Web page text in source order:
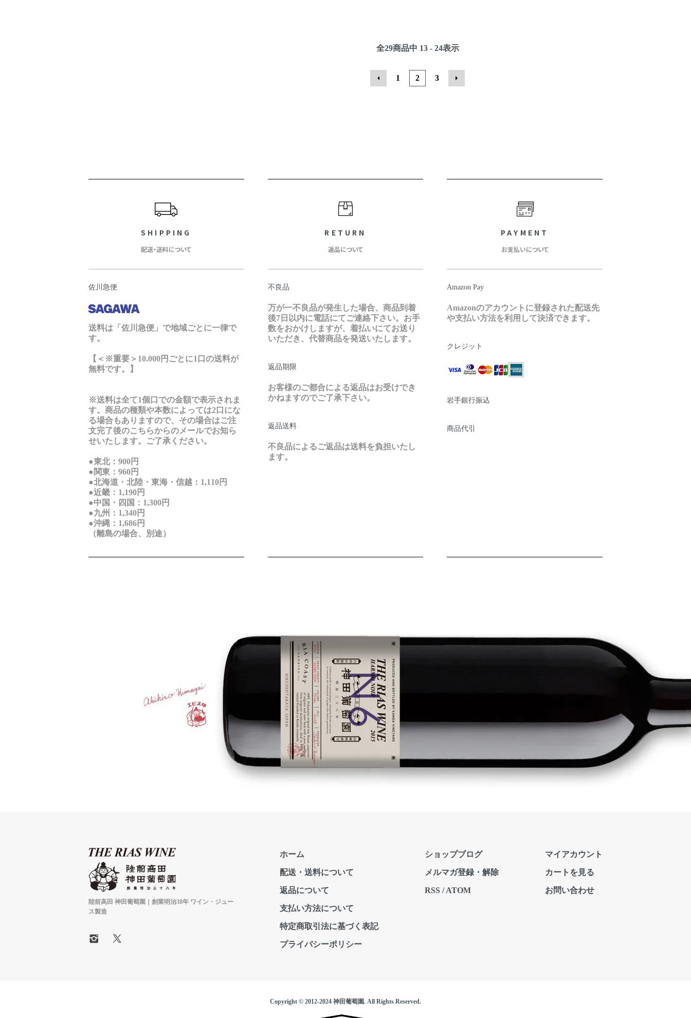
全29商品中 13 - 24表示
1 2 3
SHIPPING
配送・送料について
佐川急便
送料は「佐川急便」で地域ごとに一律で
す。
【＜※重要＞10.000円ごとに1口の送料が
無料です。】
※送料は全て1個口での金額で表示されま
す。商品の種類や本数によっては2口にな
る場合もありますので、その場合はご注
文完了後のこちらからのメールでお知ら
せいたします。ご了承ください。
●東北：900円
●関東：960円
●北海道・北陸・東海・信越：1,110円
●近畿：1,190円
●中国・四国：1,300円
●九州：1,340円
●沖縄：1,686円
（離島の場合、別途）
RETURN
返品について
不良品
万が一不良品が発生した場合、商品到着
後7日以内に電話にてご連絡下さい。お手
数をおかけしますが、着払いにてお送り
いただき、代替商品を発送いたします。
返品期限
お客様のご都合による返品はお受けでき
かねますのでご了承下さい。
返品送料
不良品によるご返品は送料を負担いたし
ます。
PAYMENT
お支払いについて
Amazon Pay
Amazonのアカウントに登録された配送先
や支払い方法を利用して決済できます。
クレジット
岩手銀行振込
商品代引
陸前高田 神田葡萄園｜創業明治38年 ワイン・ジュー
ス製造
ホーム
配送・送料について
返品について
支払い方法について
特定商取引法に基づく表記
プライバシーポリシー
ショップブログ
メルマガ登録・解除
RSS /ATOM
マイアカウント
カートを見る
お問い合わせ
Copyright © 2012-2024 神田葡萄園. All Rights Reserved.